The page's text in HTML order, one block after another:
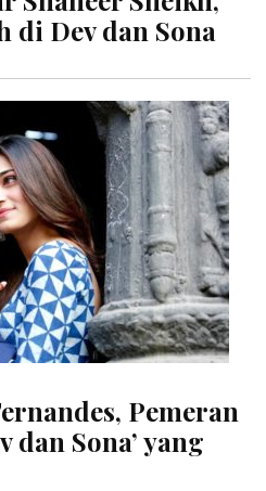
di Dev dan Sona
Pemeran
dan Sona’ yang